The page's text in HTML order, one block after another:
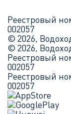
Реестровый
002057
© 2026,
© 2026,
Реестровый
002057
Реестровый
002057